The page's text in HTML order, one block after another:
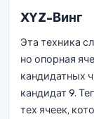
XYZ-Винг
Эта техника
но опорная
кандидатных
кандидат 9.
тех ячеек,